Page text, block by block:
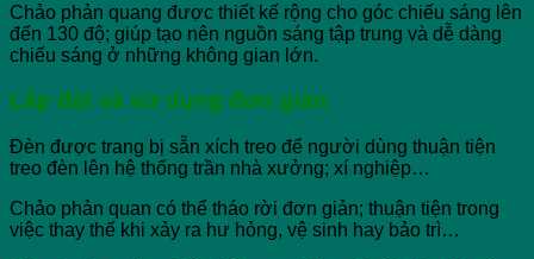
Chảo phản quang được thiết kế rộng cho góc chiếu sáng lên
đến 130 độ; giúp tạo nên nguồn sáng tập trung và dễ dàng
chiếu sáng ở những không gian lớn.
Lắp đặt và sử dụng đơn giản
Đèn được trang bị sẵn xích treo để người dùng thuận tiện
treo đèn lên hệ thống trần nhà xưởng; xí nghiệp…
Chảo phản quan có thể tháo rời đơn giản; thuận tiện trong
việc thay thế khi xảy ra hư hỏng, vệ sinh hay bảo trì…